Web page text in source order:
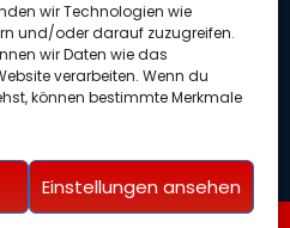
wir Technologien wie
und/oder darauf zuzugreifen.
wir Daten wie das
verarbeiten. Wenn du
können bestimmte Merkmale
Einstellungen ansehen